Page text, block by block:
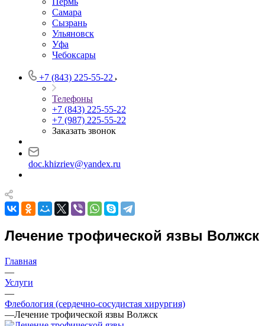
Самара
Сызрань
Ульяновск
Уфа
Чебоксары
+7 (843) 225-55-22
Телефоны
+7 (843) 225-55-22
+7 (987) 225-55-22
Заказать звонок
doc.khizriev@yandex.ru
Лечение трофической язвы Волжск
Главная
—
Услуги
—
Флебология (сердечно-сосудистая хирургия)
—Лечение трофической язвы Волжск